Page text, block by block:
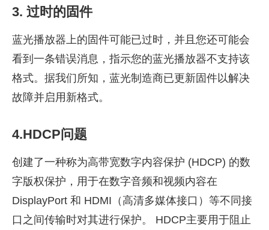
3. 过时的固件
蓝光播放器上的固件可能已过时，并且您还可能会
看到一条错误消息，指示您的蓝光播放器不支持该
格式。据我们所知，蓝光制造商已更新固件以解决
故障并启用新格式。
4.HDCP问题
创建了一种称为高带宽数字内容保护 (HDCP) 的数
字版权保护，用于在数字音频和视频内容在
DisplayPort 和 HDMI（高清多媒体接口）等不同接
口之间传输时对其进行保护。 HDCP主要用于阻止